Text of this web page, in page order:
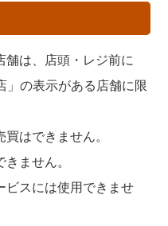
は、店頭・レジ前に
」の表示がある店舗に限
はできません。
ません。
スには使用できませ